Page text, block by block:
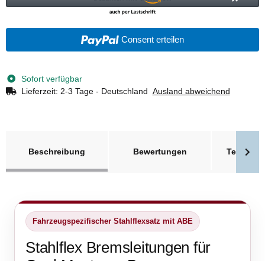
Consent erteilen
Sofort verfügbar
Lieferzeit: 2-3 Tage - Deutschland Ausland abweichend
Beschreibung
Bewertungen
Fahrzeugspezifischer Stahlflexsatz mit ABE
Stahlflex Bremsleitungen für